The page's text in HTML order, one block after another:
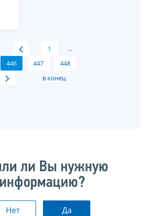
1
...
446 447
448
в конец
ли Вы нужную
информацию?
Нет Да